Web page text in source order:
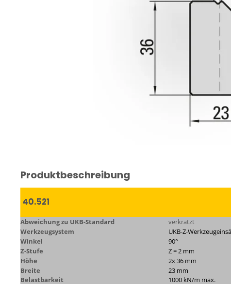
Produktbeschreibung
40.521
Abweichung zu UKB-Standard
verkratzt
Werkzeugsystem
UKB-Z-
Winkel
90°
Z-Stufe
Z = 2 mm
Höhe
2x 36 mm
Breite
23 mm
Belastbarkeit
1000 kN/m max.